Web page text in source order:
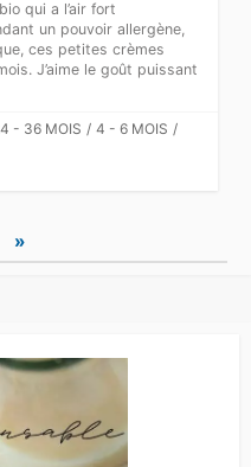
qui a l’air fort
un pouvoir allergène,
ces petites crèmes
J’aime le goût puissant
- 36 MOIS / 4 - 6 MOIS /
»